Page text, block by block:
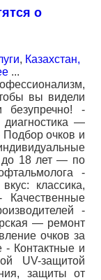
о
, Казахстан,
...
вы видели
безупречно! -
—
Подбор очков и
до 18 лет — по
-
классика,
-
— ремонт
очков за
- Контактные и
UV-защитой
защиты от